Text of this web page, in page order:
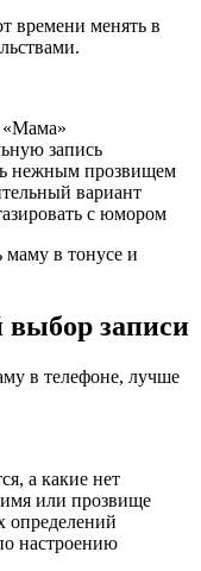
времени менять в
«Мама»
запись
нежным прозвищем
вариант
с юмором
маму в тонусе и
выбор записи
в телефоне, лучше
а какие нет
или прозвище
определений
настроению